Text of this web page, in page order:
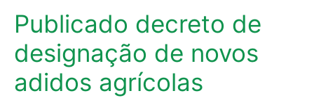
Publicado decreto de
designação de novos
adidos agrícolas